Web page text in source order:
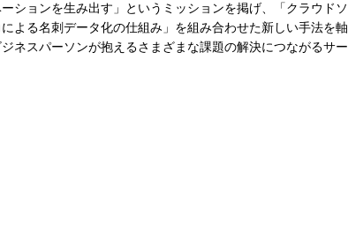
ションを生み出す」というミッションを掲げ、「クラウドソ
よる名刺データ化の仕組み」を組み合わせた新しい手法を軸
ネスパーソンが抱えるさまざまな課題の解決につながるサー